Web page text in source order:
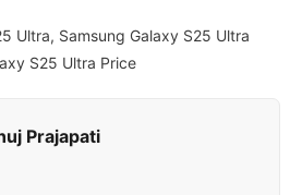
Ultra, Samsung Galaxy S25 Ultra
S25 Ultra Price
Prajapati